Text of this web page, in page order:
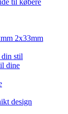
2x33mm
stil
dine
design